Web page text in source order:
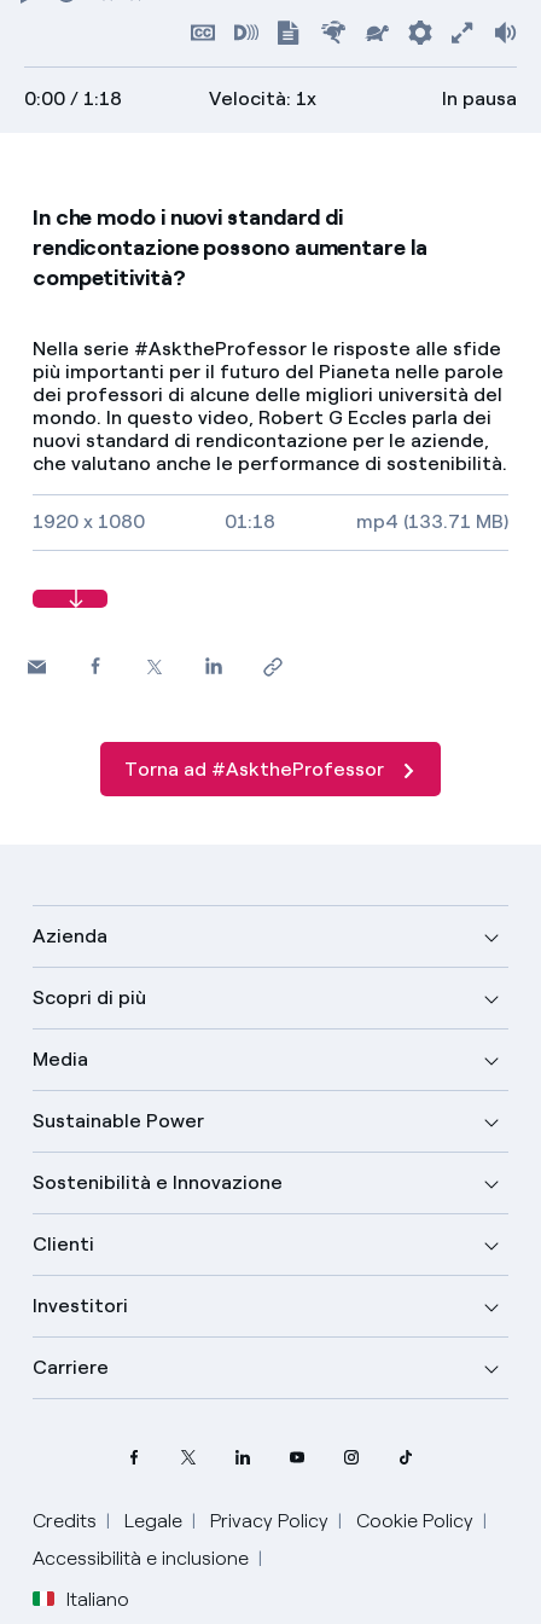
Riproduci
TornaIndietro
Avanti
Nascondi
sottotitoli
Attiva
audiodescrizioni
Mostra
trascrizione
Più
veloce
Più
lento
Attiva
intero
0:00 / 1:18 Velocità: 1x In pausa
In che modo i nuovi standard di
rendicontazione possono aumentare la
competitività?
Nella serie #AsktheProfessor le risposte alle sfide
più importanti per il futuro del Pianeta nelle parole
dei professori di alcune delle migliori università del
mondo. In questo video, Robert G Eccles parla dei
nuovi standard di rendicontazione per le aziende,
che valutano anche le performance di sostenibilità.
Video size, duration and file type
1920 x 1080 01:18 mp4 (133.71 MB)
Torna ad #AsktheProfessor
Azienda
Scopri di più
Media
Sustainable Power
Sostenibilità e Innovazione
Clienti
Investitori
Carriere
Credits Legale Privacy Policy
Cookie Policy
Accessibilità e inclusione
Italiano
Seleziona la tua lingua